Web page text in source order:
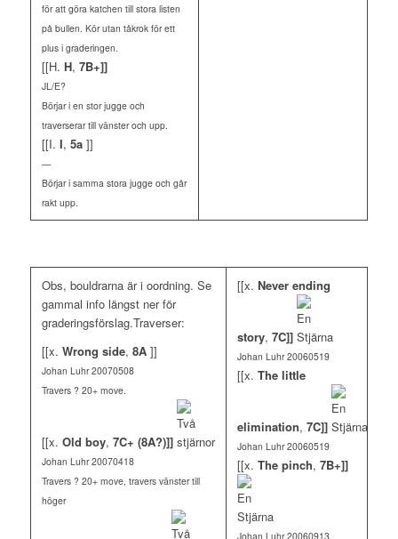
för att göra katchen till stora listen
på bullen. Kör utan tåkrok för ett
plus i graderingen.
[[H. H, 7B+]]
JL/E?
Börjar i en stor jugge och
traverserar till vänster och upp.
[[I. I, 5a]]
—
Börjar i samma stora jugge och går
rakt upp.
Obs, bouldrarna är i oordning. Se
gammal info längst ner för
graderingsförslag.Traverser:
[[x. Wrong side, 8A]]
Johan Luhr 20070508
Travers ? 20+ move.
[[x. Old boy, 7C+ (8A?)]]
Johan Luhr 20070418
Travers ? 20+ move, travers vänster till
höger
[[x. Never ending
story, 7C]]
Johan Luhr 20060519
[[x. The little
elimination, 7C]]
Johan Luhr 20060519
[[x. The pinch, 7B+]]
Johan Luhr 20060913